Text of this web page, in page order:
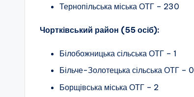
Тернопільська міська ОТГ – 230
Чортківський район (55 осіб):
Білобожницька сільська ОТГ – 1
Більче-Золотецька сільська ОТГ – 0
Борщівська міська ОТГ – 2